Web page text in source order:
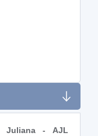
Juliana
- AJL